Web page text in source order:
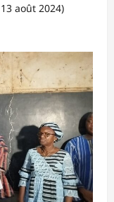
août 2024)